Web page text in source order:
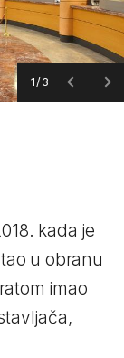
1/3
kada je
u obranu
imao